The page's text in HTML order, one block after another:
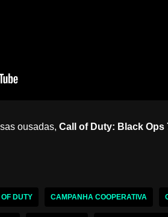
ousadas, Call of Duty: Black Ops
DUTY CAMPANHA COOPERATIVA